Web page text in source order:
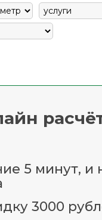
5 минут, и
3000